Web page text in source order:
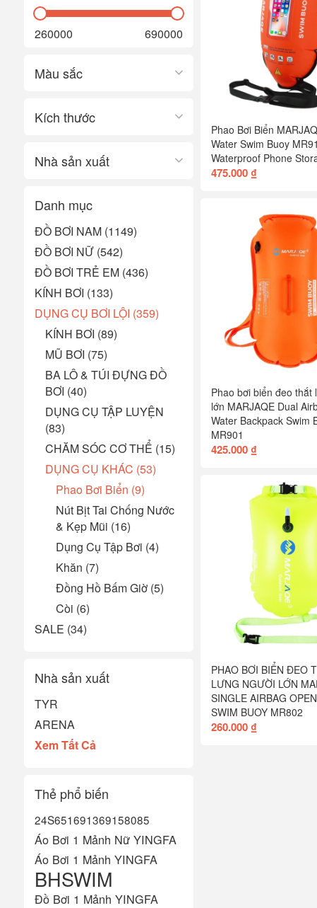
260000 690000
Màu sắc
Kích thước
Nhà sản xuất
Danh mục
ĐỒ BƠI NAM (1149)
ĐỒ BƠI NỮ (542)
ĐỒ BƠI TRẺ EM (436)
KÍNH BƠI (133)
DỤNG CỤ BƠI LỘI (359)
KÍNH BƠI (89)
MŨ BƠI (75)
BA LÔ & TÚI ĐỰNG ĐỒ
BƠI (40)
DỤNG CỤ TẬP LUYỆN
(83)
CHĂM SÓC CƠ THỂ (15)
DỤNG CỤ KHÁC (53)
Phao Bơi Biển (9)
Nút Bịt Tai Chống Nước
& Kẹp Mũi (16)
Dụng Cụ Tập Bơi (4)
Khăn (7)
Đồng Hồ Bấm Giờ (5)
Còi (6)
SALE (34)
Nhà sản xuất
TYR
ARENA
Xem Tất Cả
Thẻ phổ biến
24S651691369158085
Áo Bơi 1 Mảnh Nữ YINGFA
Áo Bơi 1 Mảnh YINGFA
BHSWIM
Đồ Bơi 1 Mảnh YINGFA
Phao Bơi Biển
Water Swim Buoy
Waterproof Phone
475.000 ₫
Phao bơi biển đeo thắt
lớn MARJAQE Dual
Water Backpack Swim
MR901
425.000 ₫
PHAO BƠI BIỂN ĐEO
LƯNG NGƯỜI LỚN
SINGLE AIRBAG
SWIM BUOY MR802
260.000 ₫